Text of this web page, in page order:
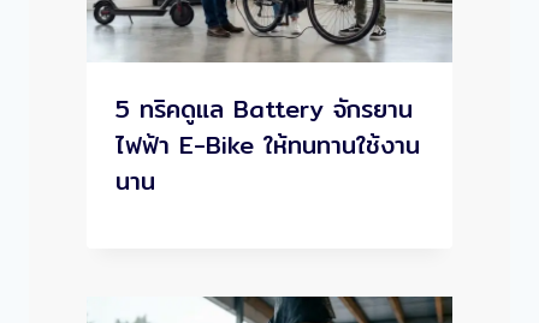
5 ทริคดูแล Battery จักรยาน
ไฟฟ้า E-Bike ให้ทนทานใช้งาน
นาน